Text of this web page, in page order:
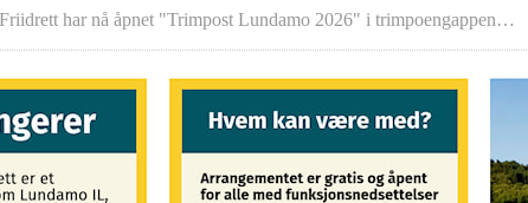
har nå åpnet "Trimpost Lundamo 2026" i trimpoengappen…